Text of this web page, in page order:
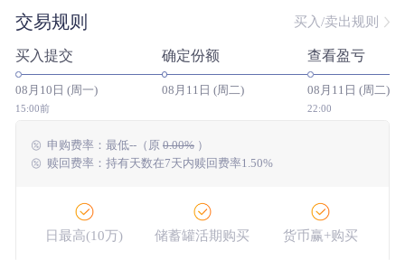
近三年 595/1789
近五年 -- 0.00% --/--
今年以来 3696/3837
成立以来 19.23%
交易规则 买入/卖出规则
买入提交
08月10日 (周一)
15:00前
确定份额
08月11日 (周二)
查看盈亏
08月11日 (周二)
22:00
申购费率： 最低--（原 0.00%）
赎回费率：持有天数在7天内赎回费率1.50%
日最高(10万) 储蓄罐活期购买 货币赢+购买